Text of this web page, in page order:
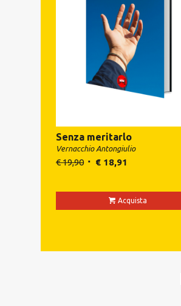
Senza meritarlo
Vernacchio Antongiulio
€19,90 € 18,91
Acquista